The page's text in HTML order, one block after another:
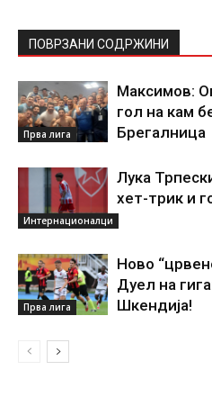
ПОВРЗАНИ СОДРЖИНИ
Прва лига
Максимов:
гол на кам
Брегалница
Интернационалци
Лука
хет-трик и
Прва лига
Ново
Дуел на
Шкендија!